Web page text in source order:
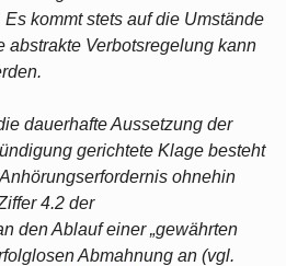
kommt stets auf die Umstände
abstrakte Verbotsregelung kann
dauerhafte Aussetzung der
gerichtete Klage besteht
ohnehin
4.2 der
den Ablauf einer „gewährten
Abmahnung an (vgl.